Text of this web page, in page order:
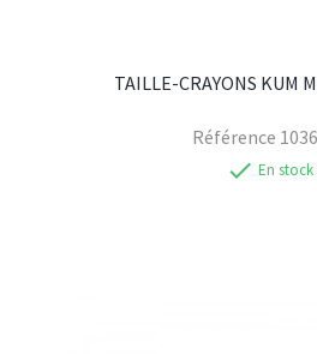
TAILLE-CRAYONS KUM
Référence
check En stock